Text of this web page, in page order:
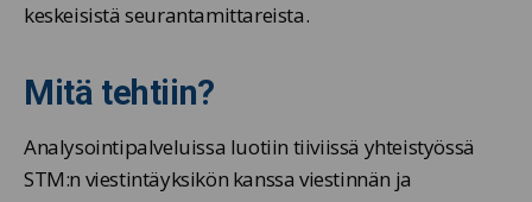
keskeisistä seurantamittareista.
Mitä tehtiin?
Analysointipalveluissa luotiin tiiviissä yhteistyössä
STM:n viestintäyksikön kanssa viestinnän ja